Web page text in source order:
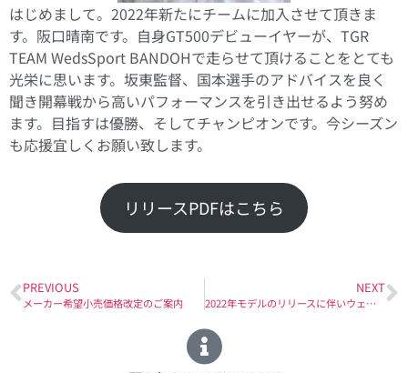
はじめまして。2022年新たにチームに加入させて頂きま
す。阪口晴南です。自身GT500デビューイヤーが、TGR
TEAM WedsSport BANDOHで走らせて頂けることをとても
光栄に思います。坂東監督、国本選手のアドバイスを良く
聞き開幕戦から高いパフォーマンスを引き出せるよう努め
ます。目指すは優勝、そしてチャンピオンです。今シーズン
も応援宜しくお願い致します。
リリースPDFはこちら
PREVIOUS
メーカー希望小売価格改定のご案内
NEXT
2022年モデルのリリースに伴いウェブサイトリニューアル！